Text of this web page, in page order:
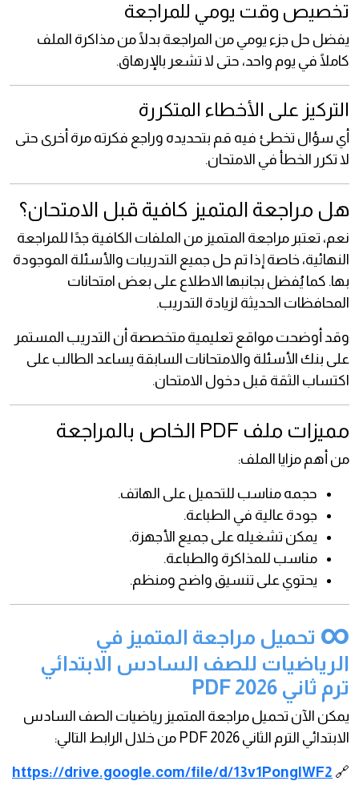
تخصيص وقت يومي للمراجعة
يفضل حل جزء يومي من المراجعة بدلًا من مذاكرة الملف
كاملًا في يوم واحد، حتى لا تشعر بالإرهاق.
التركيز على الأخطاء المتكررة
أي سؤال تخطئ فيه قم بتحديده وراجع فكرته مرة أخرى حتى
لا تكرر الخطأ في الامتحان.
هل مراجعة المتميز كافية قبل الامتحان؟
نعم، تعتبر مراجعة المتميز من الملفات الكافية جدًا للمراجعة
النهائية، خاصة إذا تم حل جميع التدريبات والأسئلة الموجودة
بها. كما يُفضل بجانبها الاطلاع على بعض امتحانات
المحافظات الحديثة لزيادة التدريب.
وقد أوضحت مواقع تعليمية متخصصة أن التدريب المستمر
على بنك الأسئلة والامتحانات السابقة يساعد الطالب على
اكتساب الثقة قبل دخول الامتحان.
مميزات ملف PDF الخاص بالمراجعة
من أهم مزايا الملف:
حجمه مناسب للتحميل على الهاتف.
جودة عالية في الطباعة.
يمكن تشغيله على جميع الأجهزة.
مناسب للمذاكرة والطباعة.
يحتوي على تنسيق واضح ومنظم.
∞ تحميل مراجعة المتميز في
الرياضيات للصف السادس الابتدائي
ترم ثاني 2026 PDF
يمكن الآن تحميل مراجعة المتميز رياضيات الصف السادس
الابتدائي الترم الثاني 2026 PDF من خلال الرابط التالي:
🔗
https://drive.google.com/file/d/13v1PongIWF2